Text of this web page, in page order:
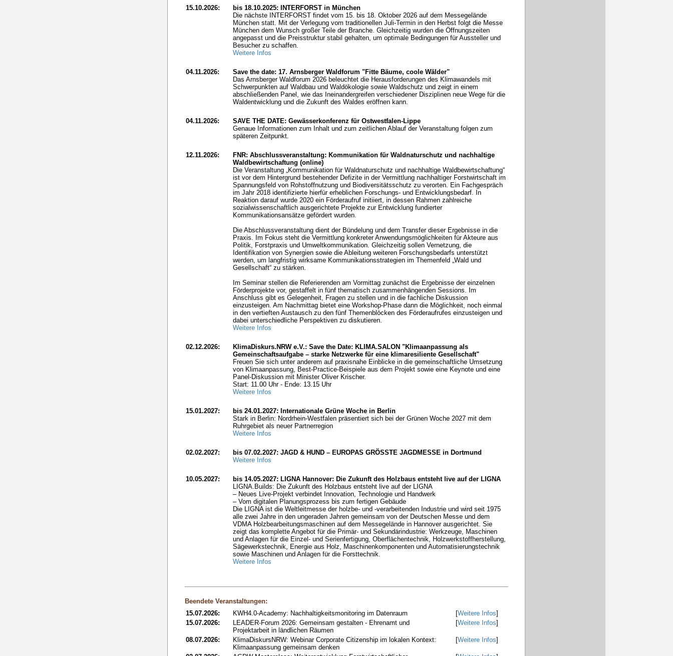
15.10.2026:
bis 18.10.2025: INTERFORST in München
Die nächste INTERFORST findet vom 15. bis 18. Oktober 2026 auf dem Messegelände
München statt. Mit der Verlegung vom traditionellen Juli-Termin in den Herbst folgt die Messe
München dem Wunsch großer Teile der Branche. Gleichzeitig wurden die Öffnungszeiten
angepasst und die Preisstruktur stabil gehalten, um optimale Bedingungen für Aussteller und
Besucher zu schaffen.
Weitere Infos
04.11.2026:
Save the date: 17. Arnsberger Waldforum "Fitte Bäume, coole Wälder"
Das Arnsberger Waldforum 2026 beleuchtet die Herausforderungen des Klimawandels mit
Schwerpunkten auf Waldbau und Waldökologie sowie Waldschutz und zeigt in einem
abschließenden Panel, wie das Ineinandergreifen verschiedener Disziplinen neue Wege für die
Waldentwicklung und die Zukunft des Waldes eröffnen kann.
04.11.2026:
SAVE THE DATE: Gewässerkonferenz für Ostwestfalen-Lippe
Genaue Informationen zum Inhalt und zum zeitlichen Ablauf der Veranstaltung folgen zum
späteren Zeitpunkt.
12.11.2026:
FNR: Abschlussveranstaltung: Kommunikation für Waldnaturschutz und nachhaltige
Waldbewirtschaftung (online)
Die Veranstaltung „Kommunikation für Waldnaturschutz und nachhaltige Waldbewirtschaftung“
ist vor dem Hintergrund bestehender Defizite in der Vermittlung nachhaltiger Forstwirtschaft im
Spannungsfeld von Rohstoffnutzung und Biodiversitätsschutz zu verorten. Ein Fachgespräch
im Jahr 2018 identifizierte hierfür erheblichen Forschungs- und Entwicklungsbedarf. In
Reaktion darauf wurde 2020 ein Förderaufruf initiiert, in dessen Rahmen zahlreiche
sozialwissenschaftlich ausgerichtete Projekte zur Entwicklung fundierter
Kommunikationsansätze gefördert wurden.
Die Abschlussveranstaltung dient der Bündelung und dem Transfer dieser Ergebnisse in die
Praxis. Im Fokus steht die Vermittlung konkreter Anwendungsmöglichkeiten für Akteure aus
Politik, Forstpraxis und Umweltkommunikation. Gleichzeitig sollen Vernetzung, die
Identifikation von Synergien sowie die Ableitung weiteren Forschungsbedarfs unterstützt
werden, um langfristig wirksame Kommunikationsstrategien im Themenfeld „Wald und
Gesellschaft“ zu stärken.
Im Seminar stellen die Referierenden am Vormittag zunächst die Ergebnisse der einzelnen
Förderprojekte vor, gestaffelt in fünf thematisch zusammenhängenden Sessions. Im
Anschluss gibt es Gelegenheit, Fragen zu stellen und in die fachliche Diskussion
einzusteigen. Am Nachmittag bietet eine Workshop-Phase dann die Möglichkeit, noch einmal
in den vertieften Austausch zu den fünf Themenblöcken des Förderaufrufes einzusteigen und
dabei unterschiedliche Perspektiven zu diskutieren.
Weitere Infos
02.12.2026:
KlimaDiskurs.NRW e.V.: Save the Date: KLIMA.SALON "Klimaanpassung als
Gemeinschaftsaufgabe – starke Netzwerke für eine klimaresiliente Gesellschaft"
Freuen Sie sich unter anderem auf praxisnahe Einblicke in die gemeinschaftliche Umsetzung
von Klimaanpassung, Best-Practice-Beispiele aus dem Projekt sowie eine Keynote und eine
Panel-Diskussion mit Minister Oliver Krischer.
Start: 11.00 Uhr - Ende: 13.15 Uhr
Weitere Infos
15.01.2027:
bis 24.01.2027: Internationale Grüne Woche in Berlin
Stark in Berlin: Nordrhein-Westfalen präsentiert sich bei der Grünen Woche 2027 mit dem
Ruhrgebiet als neuer Partnerregion
Weitere Infos
02.02.2027:
bis 07.02.2027: JAGD & HUND – EUROPAS GRÖSSTE JAGDMESSE in Dortmund
Weitere Infos
10.05.2027:
bis 14.05.2027: LIGNA Hannover: Die Zukunft des Holzbaus entsteht live auf der LIGNA
LIGNA.Builds: Die Zukunft des Holzbaus entsteht live auf der LIGNA
– Neues Live-Projekt verbindet Innovation, Technologie und Handwerk
– Vom digitalen Planungsprozess bis zum fertigen Gebäude
Die LIGNA ist die Weltleitmesse der holzbe- und -verarbeitenden Industrie und wird seit 1975
alle zwei Jahre in den ungeraden Jahren gemeinsam von der Deutschen Messe und dem
VDMA Holzbearbeitungsmaschinen auf dem Messegelände in Hannover ausgerichtet. Sie
zeigt das komplette Angebot für die Primär- und Sekundärindustrie: Werkzeuge, Maschinen
und Anlagen für die Einzel- und Serienfertigung, Oberflächentechnik, Holzwerkstoffherstellung,
Sägewerkstechnik, Energie aus Holz, Maschinenkomponenten und Automatisierungstechnik
sowie Maschinen und Anlagen für die Forsttechnik.
Weitere Infos
Beendete Veranstaltungen:
15.07.2026:
KWH4.0-Academy: Nachhaltigkeitsmonitoring im Datenraum [Weitere Infos]
15.07.2026:
LEADER-Forum 2026: Gemeinsam gestalten - Ehrenamt und
Projektarbeit in ländlichen Räumen
[Weitere Infos]
08.07.2026:
KlimaDiskursNRW: Webinar Corporate Citizenship im lokalen Kontext:
Klimaanpassung gemeinsam denken
[Weitere Infos]